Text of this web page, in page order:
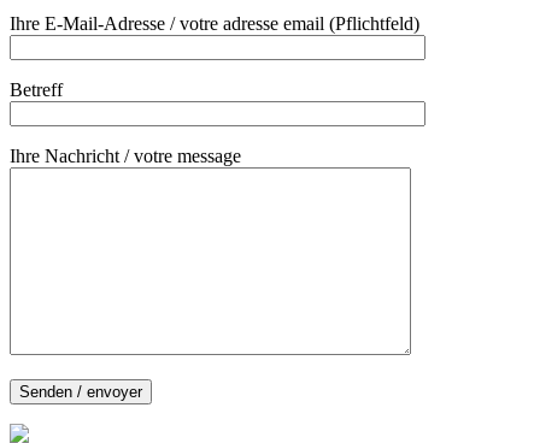
Ihre E-Mail-Adresse / votre adresse email (Pflichtfeld)
Betreff
Ihre Nachricht / votre message